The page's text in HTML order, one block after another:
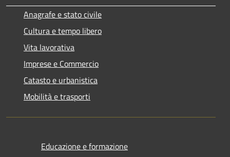
Anagrafe e stato civile
Cultura e tempo libero
Vita lavorativa
Imprese e Commercio
Catasto e urbanistica
Mobilità e trasporti
Educazione e formazione